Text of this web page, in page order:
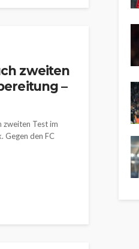
zweiten
–
zweiten Test im
Gegen den FC